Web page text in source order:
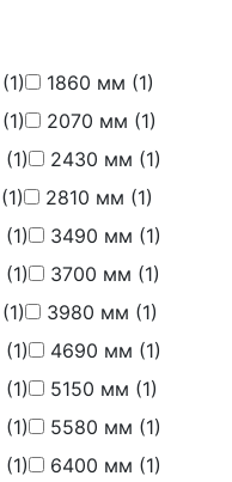
(1) 1860 мм (1)
(1) 2070 мм (1)
(1) 2430 мм (1)
(1) 2810 мм (1)
(1) 3490 мм (1)
(1) 3700 мм (1)
(1) 3980 мм (1)
(1) 4690 мм (1)
(1) 5150 мм (1)
(1) 5580 мм (1)
(1) 6400 мм (1)